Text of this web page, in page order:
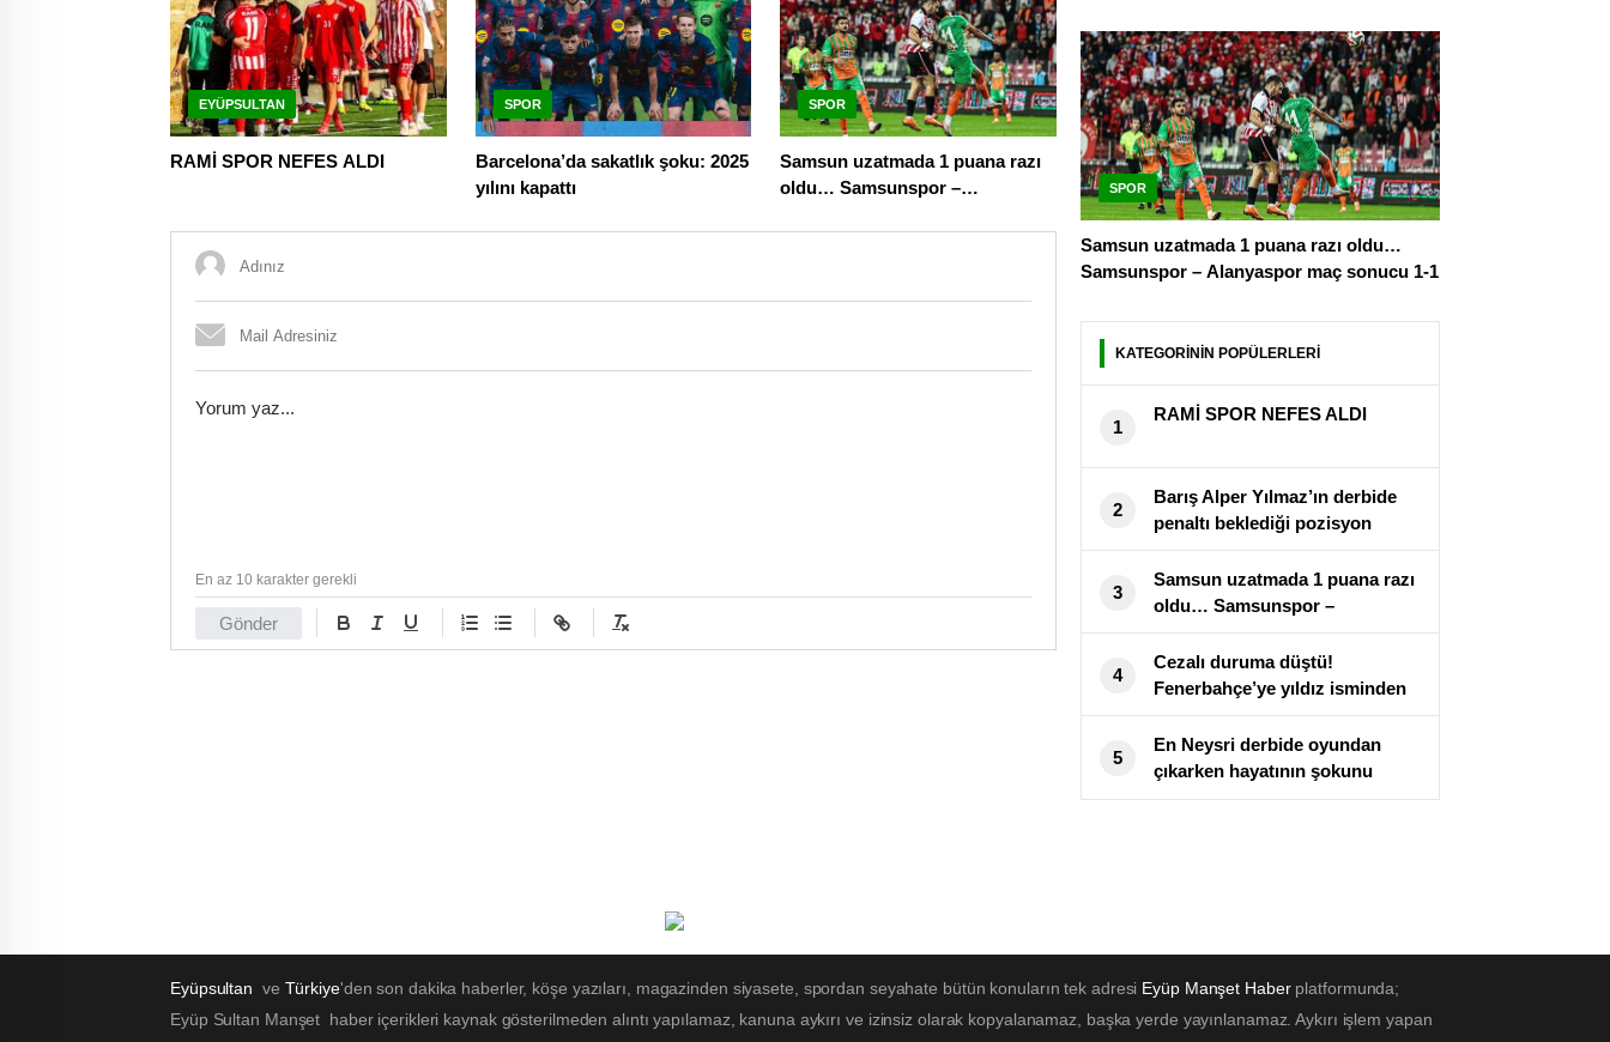
EYÜPSULTAN
RAMİ SPOR NEFES ALDI
SPOR
Barcelona’da sakatlık şoku: 2025
yılını kapattı
SPOR
Samsun uzatmada 1 puana razı
oldu… Samsunspor –
Gönder
En az 10 karakter gerekli
SPOR
Samsun uzatmada 1 puana razı oldu…
Samsunspor – Alanyaspor maç sonucu 1-1
KATEGORİNİN POPÜLERLERİ
1
RAMİ SPOR NEFES ALDI
2
Barış Alper Yılmaz’ın derbide
penaltı beklediği pozisyon
tartışma yarattı
3
Samsun uzatmada 1 puana razı
oldu… Samsunspor –
Alanyaspor maç sonucu 1-1
4
Cezalı duruma düştü!
Fenerbahçe’ye yıldız isminden
kötü haber
5
En Neysri derbide oyundan
çıkarken hayatının şokunu
yaşadı!
Eyüpsultan ve Türkiye'den son dakika haberler, köşe yazıları, magazinden siyasete, spordan seyahate bütün konuların tek adresi Eyüp Manşet Haber platformunda;
Eyüp Sultan Manşet haber içerikleri kaynak gösterilmeden alıntı yapılamaz, kanuna aykırı ve izinsiz olarak kopyalanamaz, başka yerde yayınlanamaz. Aykırı işlem yapan